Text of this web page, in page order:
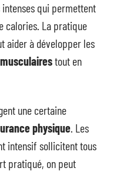
qui permettent
calories. La pratique
aider à développer les
tout en
une certaine
physique. Les
intensif sollicitent tous
pratiqué, on peut